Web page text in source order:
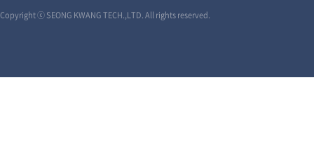
Copyright ⓒ SEONG KWANG TECH.,LTD. All rights reserved.